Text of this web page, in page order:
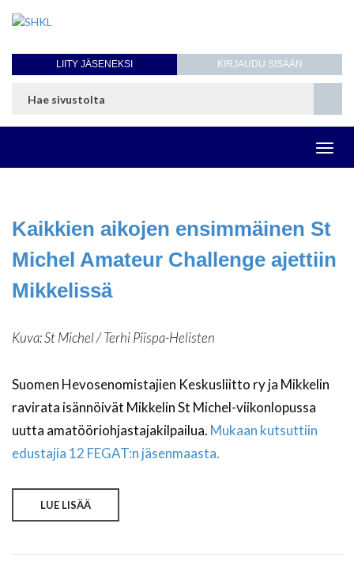
KIRJAUDU SISÄÄN
LIITY JÄSENEKSI
Kaikkien aikojen ensimmäinen St
Michel Amateur Challenge ajettiin
Mikkelissä
Kuva: St Michel / Terhi Piispa-Helisten
Suomen Hevosenomistajien Keskusliitto ry ja Mikkelin
ravirata isännöivät Mikkelin St Michel-viikonlopussa
uutta amatööriohjastajakilpailua. Mukaan kutsuttiin
edustajia 12 FEGAT:n jäsenmaasta.
LUE LISÄÄ